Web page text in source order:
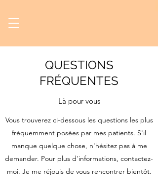
QUESTIONS
FRÉQUENTES
Là pour vous
Vous trouverez ci-dessous les questions les plus
fréquemment posées par mes patients. S'il
manque quelque chose, n'hésitez pas à me
demander. Pour plus d'informations, contactez-
moi. Je me réjouis de vous rencontrer bientôt.